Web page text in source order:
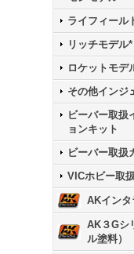
ライフィール
リッチモデル*
ロケットモデ
その他インジ
ビーバー取扱
ョンキット
ビーバー取扱
VICホビー取
AKイン
AK３Gシ
ル塗料）